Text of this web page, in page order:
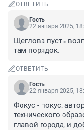
ОТВЕТИТЬ
Гость
22 января 2025,
Щеглова пусть
там порядок.
ОТВЕТИТЬ
Гость
22 января 2025,
Фокус - покус,
технического
главой города, и